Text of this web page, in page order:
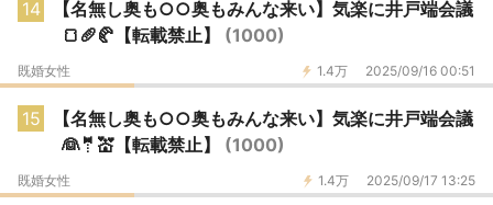
14
【名無し奥も○○奥もみんな来い】気楽に井戸端会議
🍞🥖🥐【転載禁止】 (1000)
1.4万 2025/09/16 00:51
既婚女性
15
【名無し奥も○○奥もみんな来い】気楽に井戸端会議
👰🤵💒【転載禁止】 (1000)
1.4万 2025/09/17 13:25
既婚女性